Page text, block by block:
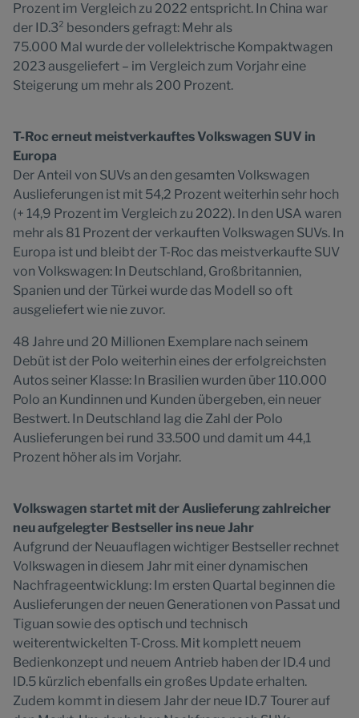
Prozent im Vergleich zu 2022 entspricht. In China war
der ID.3² besonders gefragt: Mehr als
75.000 Mal wurde der vollelektrische Kompaktwagen
2023 ausgeliefert – im Vergleich zum Vorjahr eine
Steigerung um mehr als 200 Prozent.
T-Roc erneut meistverkauftes Volkswagen SUV in
Europa
Der Anteil von SUVs an den gesamten Volkswagen
Auslieferungen ist mit 54,2 Prozent weiterhin sehr hoch
(+ 14,9 Prozent im Vergleich zu 2022). In den USA waren
mehr als 81 Prozent der verkauften Volkswagen SUVs. In
Europa ist und bleibt der T-Roc das meistverkaufte SUV
von Volkswagen: In Deutschland, Großbritannien,
Spanien und der Türkei wurde das Modell so oft
ausgeliefert wie nie zuvor.
48 Jahre und 20 Millionen Exemplare nach seinem
Debüt ist der Polo weiterhin eines der erfolgreichsten
Autos seiner Klasse: In Brasilien wurden über 110.000
Polo an Kundinnen und Kunden übergeben, ein neuer
Bestwert. In Deutschland lag die Zahl der Polo
Auslieferungen bei rund 33.500 und damit um 44,1
Prozent höher als im Vorjahr.
Volkswagen startet mit der Auslieferung zahlreicher
neu aufgelegter Bestseller ins neue Jahr
Aufgrund der Neuauflagen wichtiger Bestseller rechnet
Volkswagen in diesem Jahr mit einer dynamischen
Nachfrageentwicklung: Im ersten Quartal beginnen die
Auslieferungen der neuen Generationen von Passat und
Tiguan sowie des optisch und technisch
weiterentwickelten T-Cross. Mit komplett neuem
Bedienkonzept und neuem Antrieb haben der ID.4 und
ID.5 kürzlich ebenfalls ein großes Update erhalten.
Zudem kommt in diesem Jahr der neue ID.7 Tourer auf